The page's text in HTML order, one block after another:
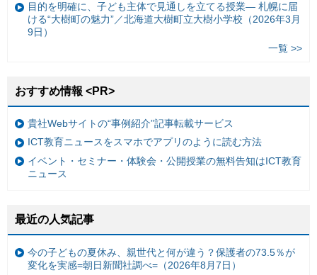
目的を明確に、子ども主体で見通しを立てる授業— 札幌に届
ける“大樹町の魅力”／北海道大樹町立大樹小学校（2026年3月
9日）
一覧 >>
おすすめ情報 <PR>
貴社Webサイトの“事例紹介”記事転載サービス
ICT教育ニュースをスマホでアプリのように読む方法
イベント・セミナー・体験会・公開授業の無料告知はICT教育
ニュース
最近の人気記事
今の子どもの夏休み、親世代と何が違う？保護者の73.5％が
変化を実感=朝日新聞社調べ=（2026年8月7日）